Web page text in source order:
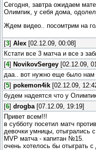
Cегодня, завтра ожидаем
Олимпик, у себя дома,
Ждем видео.. посомтрим на
[3] Alex [02.12.09, 00:08]
Кстати все 3 матча и все з
[4] NovikovSergey [02.12.09,
даа.. вот нужно еще было
[5] pokemon4ik [02.12.09,
будем надеятся что у
[6] drogba [07.12.09, 19:19]
Привет всем!!!
в субботу посетил матч
девочки умницы, отыгрались
MVP матча - капитан №15.
очень хотелось бы отыграть с